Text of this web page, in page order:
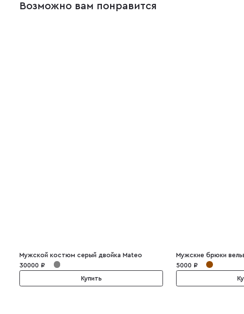
Возможно вам понравится
Мужской костюм серый двойка Mateo
30000 ₽
Купить
5000 ₽